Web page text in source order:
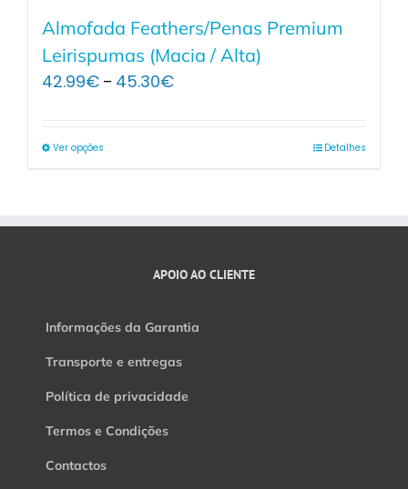
Almofada Feathers/Penas Premium
Leirispumas (Macia / Alta)
42.99€ – 45.30€Price
Ver opções Detalhes
APOIO AO CLIENTE
Informações da Garantia
Transporte e entregas
Política de privacidade
Termos e Condições
Contactos